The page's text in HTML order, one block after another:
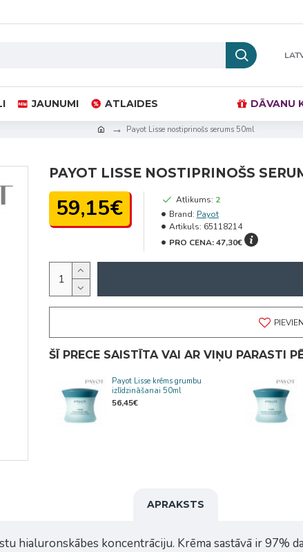
JAUNUMI ATLAIDES DĀVANU
Payot Lisse nostiprinošs serums 50ml
PAYOT LISSE NOSTIPRINOŠS
59,15€ Atlikums: 2
Brand: Payot
Artikuls: 65118214
PRO CENA:47,30€
ŠĪ PRECE SAISTĪTA VAI AR VIŅU PARASTI
Payot Lisse krēms grumbu
izlīdzināšanai 50ml
56,45€
APRAKSTS
hialuronskābes koncentrāciju. Krēma sastāvā ir 97%